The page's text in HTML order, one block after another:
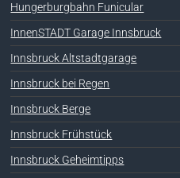
Hungerburgbahn Funicular
InnenSTADT Garage Innsbruck
Innsbruck Altstadtgarage
Innsbruck bei Regen
Innsbruck Berge
Innsbruck Frühstück
Innsbruck Geheimtipps